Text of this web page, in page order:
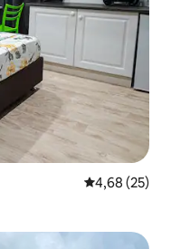
4,68 av 5 i
4,68 (25)